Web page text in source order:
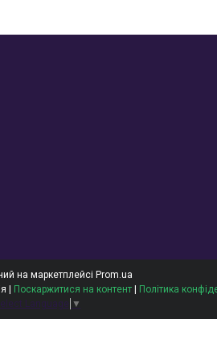
на маркетплейсі Prom.ua
ОЙЛТЕКС: Промислово-технічна компанія | Поскаржитися на контент | Політика
Language ▼